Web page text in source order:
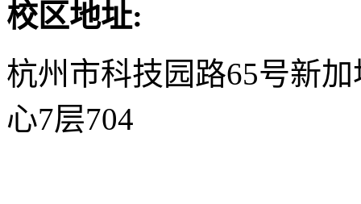
校区地址:
杭州市科技园路65号新
心7层704